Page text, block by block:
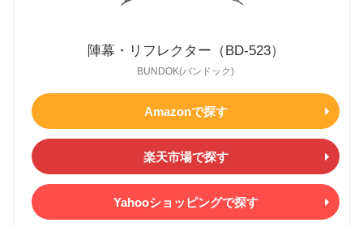
陣幕・リフレクター（BD-523）
BUNDOK(バンドック)
Amazonで探す
楽天市場で探す
Yahooショッピングで探す